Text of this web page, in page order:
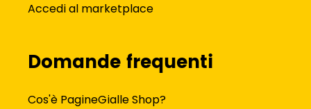
Accedi al marketplace
Domande frequenti
Cos'è PagineGialle Shop?